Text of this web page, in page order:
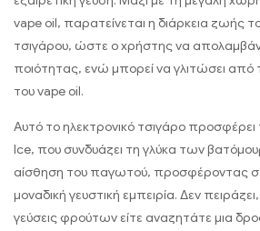
vape oil, παρατείνεται η διάρκεια ζωής
τσιγάρου, ώστε ο χρήστης να
ποιότητας, ενώ μπορεί να γλιτώσει από
του vape oil.
Αυτό το ηλεκτρονικό τσιγάρο
Ice, που συνδυάζει τη γλύκα των
αίσθηση του παγωτού, προσφέροντας
μοναδική γευστική εμπειρία. Δεν
γεύσεις φρούτων είτε αναζητάτε μια